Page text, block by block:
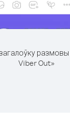
размовы
Viber Out»